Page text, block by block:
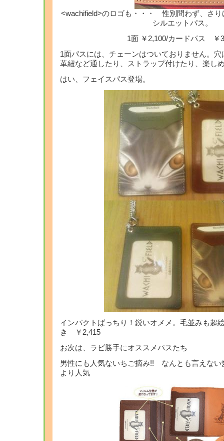
<wachifield>のロゴも・・・ 性別問わず、さり
シルエットパス。
1面 ￥2,100/カードパス ￥
1面パスには、チェーンはついておりません。
革紐など通したり、ストラップ付けたり、楽し
はい、フェイスパス登場。
インパクトばっちり！鋭いオメメ。毛並みも
き ￥2,415
お次は、ラビ勝手にオススメパスたち
男性にも人気ないちご摘み!! なんとも言えない
より人気